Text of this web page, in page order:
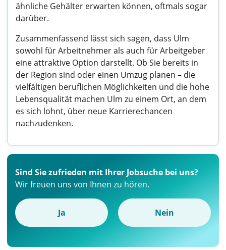
ähnliche Gehälter erwarten können, oftmals sogar
darüber.
Zusammenfassend lässt sich sagen, dass Ulm
sowohl für Arbeitnehmer als auch für Arbeitgeber
eine attraktive Option darstellt. Ob Sie bereits in
der Region sind oder einen Umzug planen – die
vielfältigen beruflichen Möglichkeiten und die hohe
Lebensqualität machen Ulm zu einem Ort, an dem
es sich lohnt, über neue Karrierechancen
nachzudenken.
Sind Sie zufrieden mit Ihrer Jobsuche bei uns?
Wir freuen uns von Ihnen zu hören.
Ja Nein